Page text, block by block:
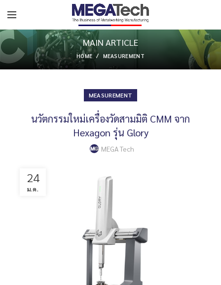
MAIN ARTICLE
HOME MEASUREMENT
MEASUREMENT
นวัตกรรมใหม่เครื่องวัดสามมิติ CMM จาก
Hexagon รุ่น Glory
MEGA Tech
24
ม.ค.